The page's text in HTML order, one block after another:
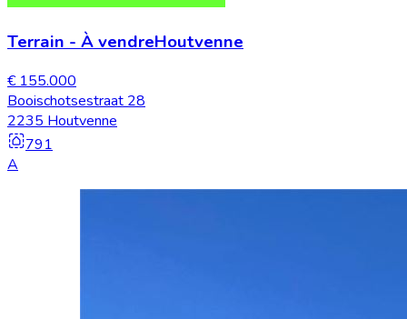
Terrain - À vendreHoutvenne
€ 155.000
Booischotsestraat 28
2235 Houtvenne
791
A